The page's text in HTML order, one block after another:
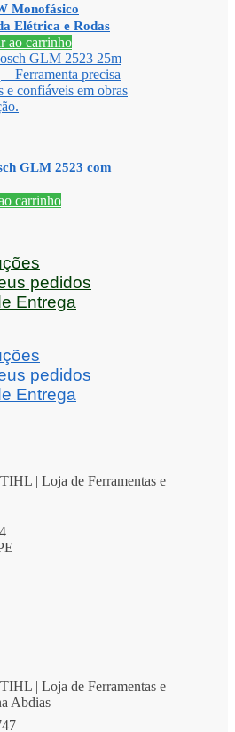
Monofásico
Elétrica e Rodas
ao carrinho
GLM 2523 com
carrinho
pedidos
Entrega
pedidos
Entrega
| Loja de Ferramentas e
| Loja de Ferramentas e
Abdias